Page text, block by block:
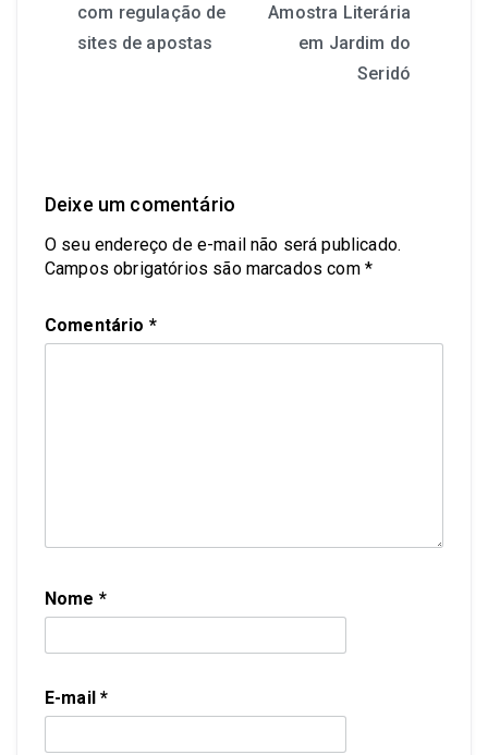
com regulação de
sites de apostas
Amostra Literária
em Jardim do
Seridó
Deixe um comentário
O seu endereço de e-mail não será publicado.
Campos obrigatórios são marcados com *
Comentário *
Nome *
E-mail*